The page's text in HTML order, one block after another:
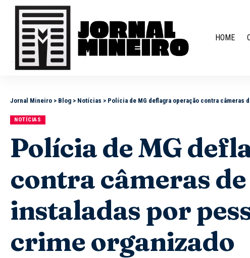
HOME
Jornal Mineiro > Blog > Notícias > Polícia de MG deflagra operação contra
NOTÍCIAS
Polícia de MG
contra câmeras
instaladas por
crime organizado